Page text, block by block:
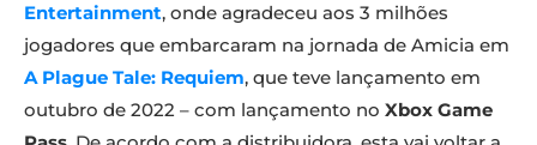
Entertainment, onde agradeceu aos 3 milhões
jogadores que embarcaram na jornada de Amicia em
A Plague Tale: Requiem, que teve lançamento em
outubro de 2022 – com lançamento no Xbox Game